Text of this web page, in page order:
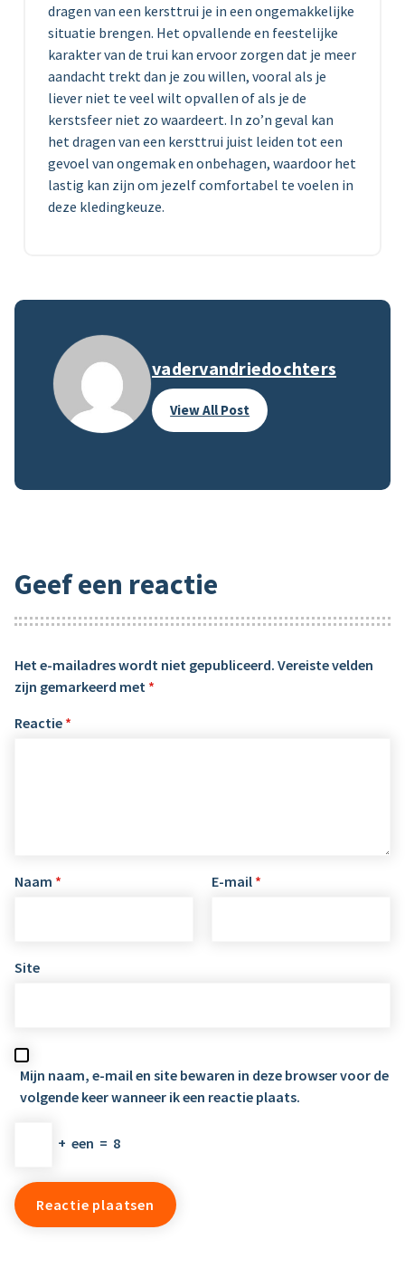
dragen van een kersttrui je in een ongemakkelijke
situatie brengen. Het opvallende en feestelijke
karakter van de trui kan ervoor zorgen dat je meer
aandacht trekt dan je zou willen, vooral als je
liever niet te veel wilt opvallen of als je de
kerstsfeer niet zo waardeert. In zo’n geval kan
het dragen van een kersttrui juist leiden tot een
gevoel van ongemak en onbehagen, waardoor het
lastig kan zijn om jezelf comfortabel te voelen in
deze kledingkeuze.
vadervandriedochters
View All Post
Geef een reactie
Het e-mailadres wordt niet gepubliceerd. Vereiste velden
zijn gemarkeerd met *
Reactie *
Naam * E-mail *
Site
Mijn naam, e-mail en site bewaren in deze browser voor de
volgende keer wanneer ik een reactie plaats.
+ een = 8